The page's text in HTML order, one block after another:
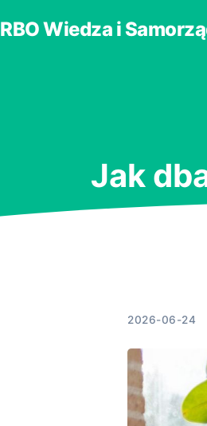
RBO Wiedza i
Jak
2026-06-24